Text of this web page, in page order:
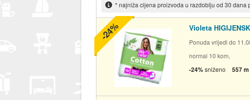
* najniža cijena proizvoda u razdoblju od 30
Violeta
Ponuda vrijedi do
normal 10 kom,
-24%sniženo 557 m
-24%